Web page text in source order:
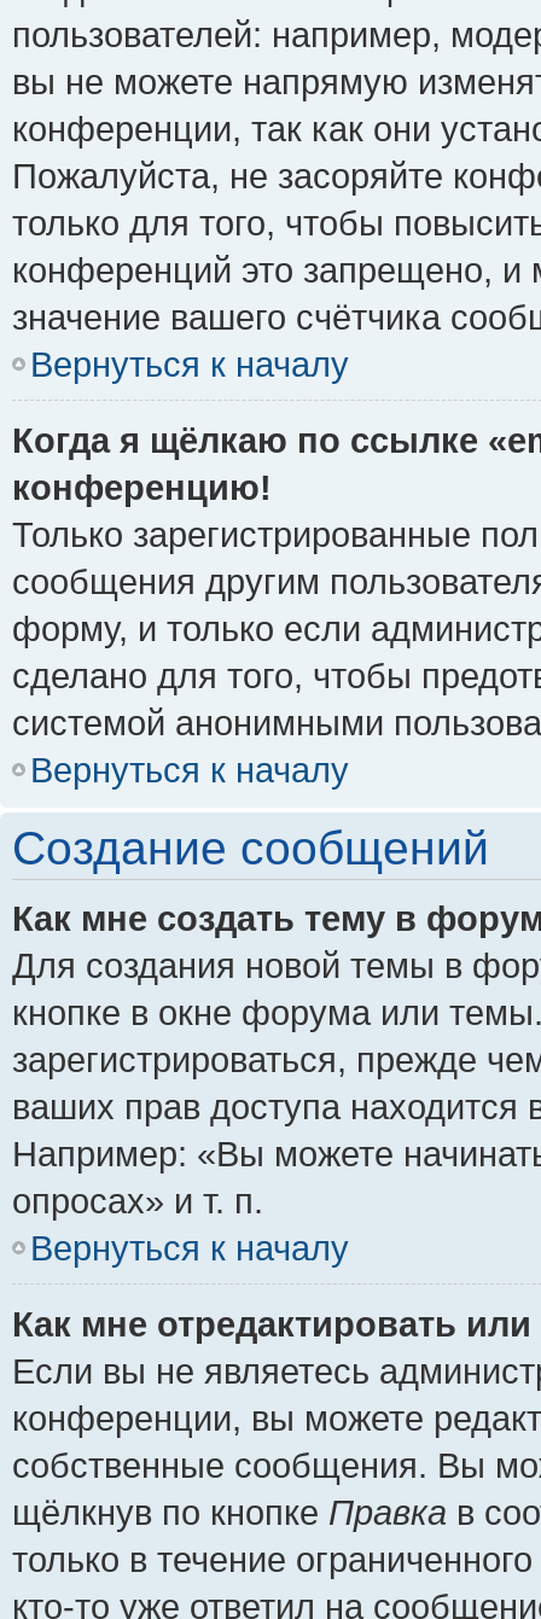
пользователей: например,
вы не можете напрямую
конференции, так как они
Пожалуйста, не засоряйте
только для того, чтобы
конференций это запрещено, и
значение вашего счётчика
Вернуться к началу
Когда я щёлкаю по ссылке
конференцию!
Только зарегистрированные
сообщения другим
форму, и только если
сделано для того, чтобы
системой анонимными
Вернуться к началу
Создание сообщений
Как мне создать тему в
Для создания новой темы в
кнопке в окне форума или
зарегистрироваться, прежде
ваших прав доступа
Например: «Вы можете
опросах» и т. п.
Вернуться к началу
Как мне отредактировать
Если вы не являетесь
конференции, вы можете
собственные сообщения. Вы
щёлкнув по кнопке Правка в
только в течение
кто-то уже ответил на